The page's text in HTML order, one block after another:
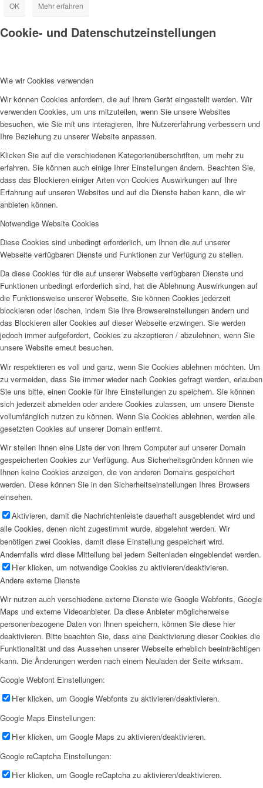
OK Mehr erfahren
Cookie- und Datenschutzeinstellungen
Wie wir Cookies verwenden
Wir können Cookies anfordern, die auf Ihrem Gerät eingestellt werden. Wir
verwenden Cookies, um uns mitzuteilen, wenn Sie unsere Websites
besuchen, wie Sie mit uns interagieren, Ihre Nutzererfahrung verbessern und
Ihre Beziehung zu unserer Website anpassen.
Klicken Sie auf die verschiedenen Kategorienüberschriften, um mehr zu
erfahren. Sie können auch einige Ihrer Einstellungen ändern. Beachten Sie,
dass das Blockieren einiger Arten von Cookies Auswirkungen auf Ihre
Erfahrung auf unseren Websites und auf die Dienste haben kann, die wir
anbieten können.
Notwendige Website Cookies
Diese Cookies sind unbedingt erforderlich, um Ihnen die auf unserer
Webseite verfügbaren Dienste und Funktionen zur Verfügung zu stellen.
Da diese Cookies für die auf unserer Webseite verfügbaren Dienste und
Funktionen unbedingt erforderlich sind, hat die Ablehnung Auswirkungen auf
die Funktionsweise unserer Webseite. Sie können Cookies jederzeit
blockieren oder löschen, indem Sie Ihre Browsereinstellungen ändern und
das Blockieren aller Cookies auf dieser Webseite erzwingen. Sie werden
jedoch immer aufgefordert, Cookies zu akzeptieren / abzulehnen, wenn Sie
unsere Website erneut besuchen.
Wir respektieren es voll und ganz, wenn Sie Cookies ablehnen möchten. Um
zu vermeiden, dass Sie immer wieder nach Cookies gefragt werden, erlauben
Sie uns bitte, einen Cookie für Ihre Einstellungen zu speichern. Sie können
sich jederzeit abmelden oder andere Cookies zulassen, um unsere Dienste
vollumfänglich nutzen zu können. Wenn Sie Cookies ablehnen, werden alle
gesetzten Cookies auf unserer Domain entfernt.
Wir stellen Ihnen eine Liste der von Ihrem Computer auf unserer Domain
gespeicherten Cookies zur Verfügung. Aus Sicherheitsgründen können wie
Ihnen keine Cookies anzeigen, die von anderen Domains gespeichert
werden. Diese können Sie in den Sicherheitseinstellungen Ihres Browsers
einsehen.
Aktivieren, damit die Nachrichtenleiste dauerhaft ausgeblendet wird und
alle Cookies, denen nicht zugestimmt wurde, abgelehnt werden. Wir
benötigen zwei Cookies, damit diese Einstellung gespeichert wird.
Andernfalls wird diese Mitteilung bei jedem Seitenladen eingeblendet werden.
Hier klicken, um notwendige Cookies zu aktivieren/deaktivieren.
Andere externe Dienste
Wir nutzen auch verschiedene externe Dienste wie Google Webfonts, Google
Maps und externe Videoanbieter. Da diese Anbieter möglicherweise
personenbezogene Daten von Ihnen speichern, können Sie diese hier
deaktivieren. Bitte beachten Sie, dass eine Deaktivierung dieser Cookies die
Funktionalität und das Aussehen unserer Webseite erheblich beeinträchtigen
kann. Die Änderungen werden nach einem Neuladen der Seite wirksam.
Google Webfont Einstellungen:
Hier klicken, um Google Webfonts zu aktivieren/deaktivieren.
Google Maps Einstellungen:
Hier klicken, um Google Maps zu aktivieren/deaktivieren.
Google reCaptcha Einstellungen:
Hier klicken, um Google reCaptcha zu aktivieren/deaktivieren.